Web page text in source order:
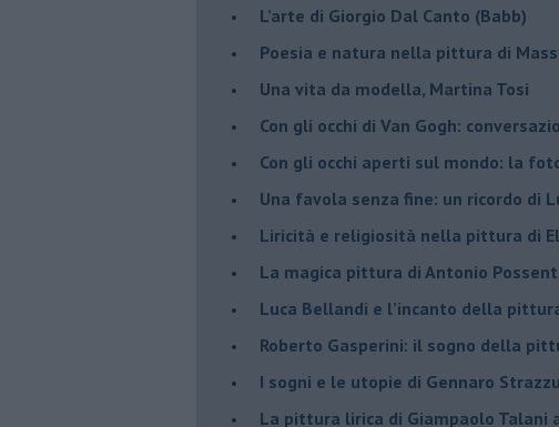
​L’arte di Giorgio Dal Canto (Babb)
Poesia e natura nella pittura di
Una vita da modella, Martina Tosi
​Con gli occhi di Van Gogh:
​Con gli occhi aperti sul mondo: la
Una favola senza fine: un ricordo di
Liricità e religiosità nella pittura di
La magica pittura di Antonio
Luca Bellandi e l’incanto della
​Roberto Gasperini: il sogno della
I sogni e le utopie di Gennaro
La pittura lirica di Giampaolo Talani